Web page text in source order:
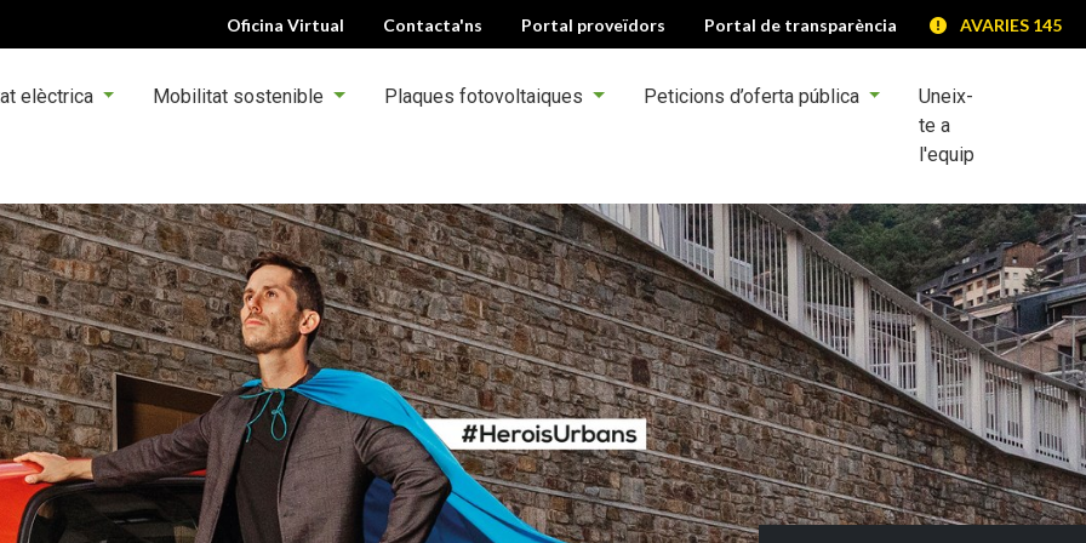
Oficina Virtual Contacta'ns Portal proveïdors Portal de transparència AVARIES 145
elèctrica Mobilitat sostenible Plaques fotovoltaiques Peticions d’oferta pública
Uneix-
te a
l'equip